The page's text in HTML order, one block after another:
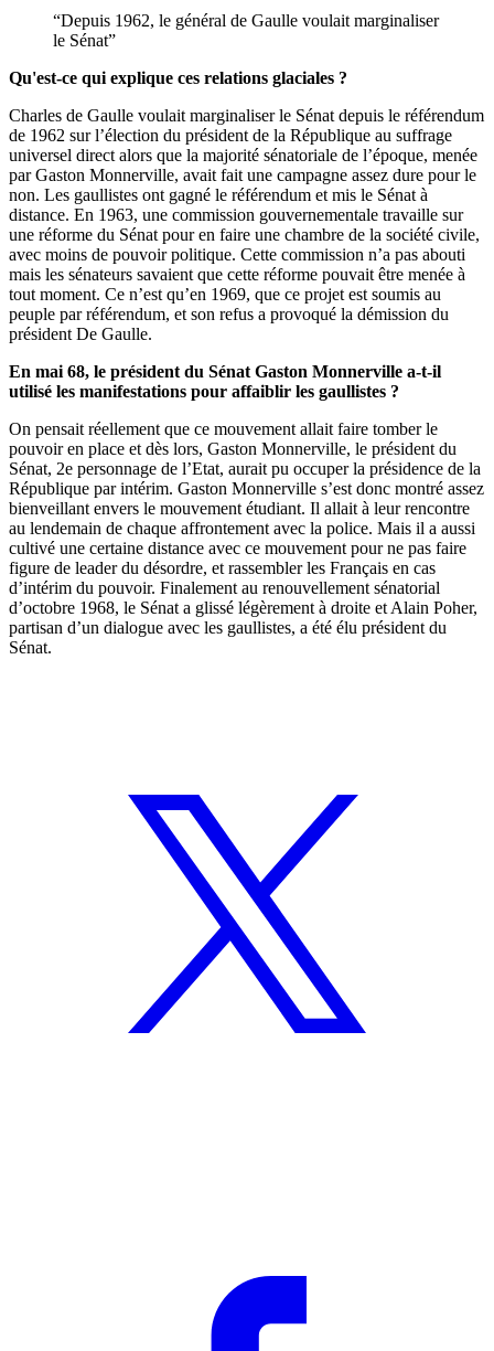
“Depuis 1962, le général de Gaulle voulait marginaliser
le Sénat”
Qu'est-ce qui explique ces relations glaciales ?
Charles de Gaulle voulait marginaliser le Sénat depuis le référendum
de 1962 sur l’élection du président de la République au suffrage
universel direct alors que la majorité sénatoriale de l’époque, menée
par Gaston Monnerville, avait fait une campagne assez dure pour le
non. Les gaullistes ont gagné le référendum et mis le Sénat à
distance. En 1963, une commission gouvernementale travaille sur
une réforme du Sénat pour en faire une chambre de la société civile,
avec moins de pouvoir politique. Cette commission n’a pas abouti
mais les sénateurs savaient que cette réforme pouvait être menée à
tout moment. Ce n’est qu’en 1969, que ce projet est soumis au
peuple par référendum, et son refus a provoqué la démission du
président De Gaulle.
En mai 68, le président du Sénat Gaston Monnerville a-t-il
utilisé les manifestations pour affaiblir les gaullistes ?
On pensait réellement que ce mouvement allait faire tomber le
pouvoir en place et dès lors, Gaston Monnerville, le président du
Sénat, 2e personnage de l’Etat, aurait pu occuper la présidence de la
République par intérim. Gaston Monnerville s’est donc montré assez
bienveillant envers le mouvement étudiant. Il allait à leur rencontre
au lendemain de chaque affrontement avec la police. Mais il a aussi
cultivé une certaine distance avec ce mouvement pour ne pas faire
figure de leader du désordre, et rassembler les Français en cas
d’intérim du pouvoir. Finalement au renouvellement sénatorial
d’octobre 1968, le Sénat a glissé légèrement à droite et Alain Poher,
partisan d’un dialogue avec les gaullistes, a été élu président du
Sénat.